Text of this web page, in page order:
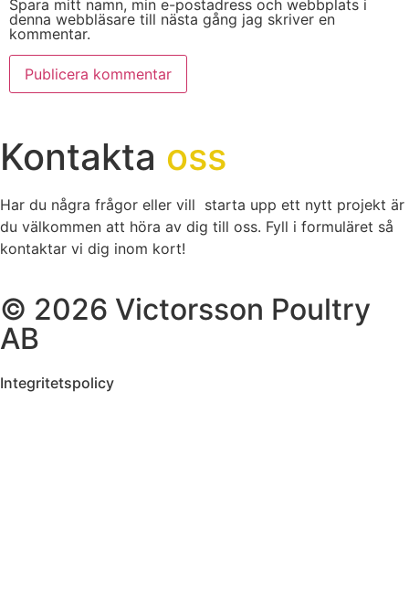
Spara mitt namn, min e-postadress och webbplats i
denna webbläsare till nästa gång jag skriver en
kommentar.
Kontakta oss
Har du några frågor eller vill starta upp ett nytt projekt är
du välkommen att höra av dig till oss. Fyll i formuläret så
kontaktar vi dig inom kort!
© 2026 Victorsson Poultry
AB
Integritetspolicy